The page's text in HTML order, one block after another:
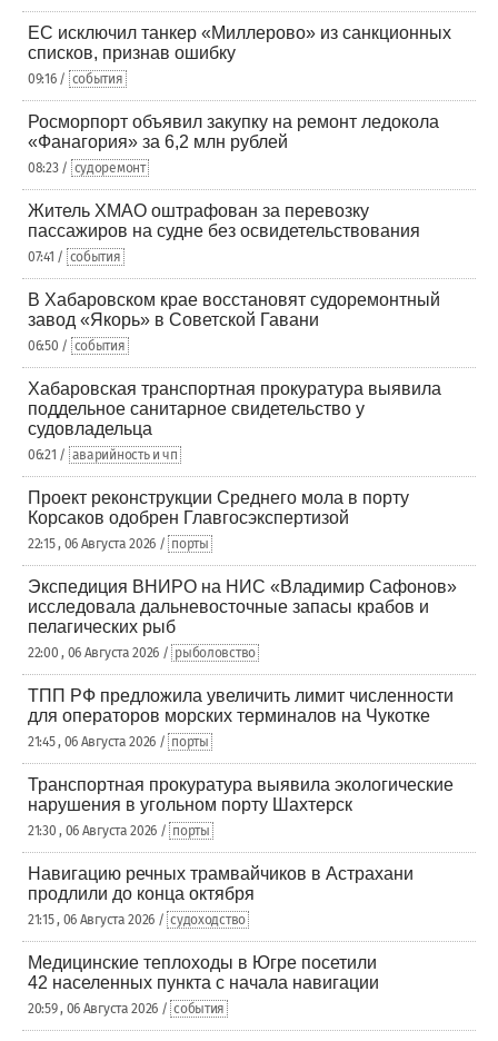
ЕС исключил танкер «Миллерово» из санкционных
списков, признав ошибку
09:16 / события
Росморпорт объявил закупку на ремонт ледокола
«Фанагория» за 6,2 млн рублей
08:23 / судоремонт
Житель ХМАО оштрафован за перевозку
пассажиров на судне без освидетельствования
07:41 / события
В Хабаровском крае восстановят судоремонтный
завод «Якорь» в Советской Гавани
06:50 / события
Хабаровская транспортная прокуратура выявила
поддельное санитарное свидетельство у
судовладельца
06:21 / аварийность и чп
Проект реконструкции Среднего мола в порту
Корсаков одобрен Главгосэкспертизой
22:15 , 06 Августа 2026 / порты
Экспедиция ВНИРО на НИС «Владимир Сафонов»
исследовала дальневосточные запасы крабов и
пелагических рыб
22:00 , 06 Августа 2026 / рыболовство
ТПП РФ предложила увеличить лимит численности
для операторов морских терминалов на Чукотке
21:45 , 06 Августа 2026 / порты
Транспортная прокуратура выявила экологические
нарушения в угольном порту Шахтерск
21:30 , 06 Августа 2026 / порты
Навигацию речных трамвайчиков в Астрахани
продлили до конца октября
21:15 , 06 Августа 2026 / судоходство
Медицинские теплоходы в Югре посетили
42 населенных пункта с начала навигации
20:59 , 06 Августа 2026 / события